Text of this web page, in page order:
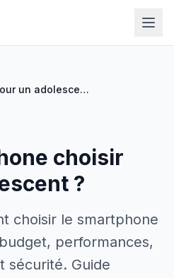
Quel smartphone choisir pour un adolescent ?
choisir
?
choisir le smartphone
performances,
sécurité. Guide